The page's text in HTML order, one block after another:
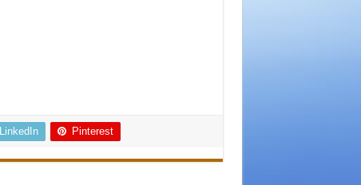
LinkedIn Pinterest